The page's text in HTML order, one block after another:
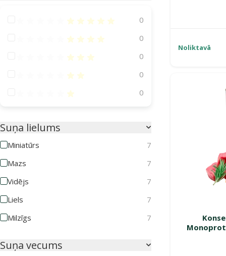
Atsauksmes 100%
0
Atsauksmes 80%
0
Atsauksmes 60%
0
Atsauksmes 40%
0
Atsauksmes 20%
0
Suņa lielums
Miniatūrs
7
Mazs
7
Vidējs
7
Liels
7
Milzīgs
7
Suņa vecums
Noliktavā